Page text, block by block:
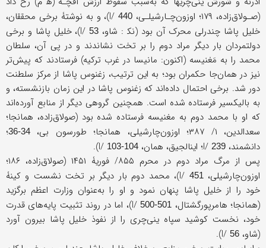
(صـولاق‌زاده، ۱۷۹؛ اوزون‌چـارشیلـی، I/
440
)، و به نوشتۀ برخی محققان،
خلیل ‌پاشا چندرلی محرک آن بود (نک‍ : شاو، I/ 53
)، خلیل پاشا و برخی
دولتمردان بار دیگر مراد دوم را بر تخت نشاندند و در پی آن، سلطان
محمد را به مَغنیسه (اکنون: مانیسا در غرب ترکیه) فرستادند که پیش‌تر
نیز در همان‌جا حکمران بود؛ به این ترتیب، زغنوس پاشا از مرکز سلطنت
دور شد. برخی احتمال داده‌اند که زغنوس پاشا در این زمان بازنشسته، و
به بالیکسیر فرستاده شده است. همچنین گروهی دیگر از منابع آورده‌اند
که او با محمد دوم به مغنیسه فرستاده شده بود (صولاق‌زاده، همانجا؛
سعدالدین، ۱/ ۳۸۷؛ اوزون‌چارشیلی، همانجا؛ طورسون بی،
34-36
؛
دانشمند، I/ 239 ؛ اینالجیق، همان، I/ 103-104
).
پس از مرگ مراد دوم در محرم ۸۵۵/ فوریۀ ۱۴۵۱ (صولاق‌زاده، ۱۸۶؛
اوزون‌چارشیلی، I/451
)، ‌محمد دوم بار دیگر بر تخت نشست و کینۀ
خود را از خلیل‌ پاشا پنهان نمود و او را به‌عنوان وزارت اعظم برگزید
(همانجا؛ هامرپورگشتال، I/ 500-501
)، اما در روند تثبیت پایه‌های قدرت
خود، نخست کوشید سپاه ینی‌چری را از نفوذ خلیل پاشا بیرون آورد
(شاو، I/ 56
).